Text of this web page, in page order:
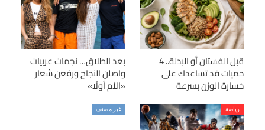
قبل الفستان أو البدلة.. 4
حميات قد تساعدك على
خسارة الوزن بسرعة
بعد الطلاق… نجمات عربيات
واصلن النجاح ورفعن شعار
«الأم أولًا»
رياضة غير مصنف